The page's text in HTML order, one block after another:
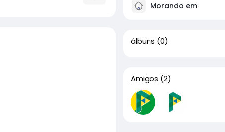
Morando em
álbuns (0)
Amigos (2)